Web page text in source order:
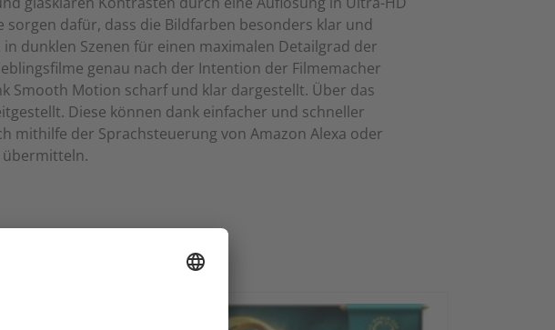
sorgen dafür, dass die Bildfarben besonders klar und
dunklen Szenen für einen maximalen Detailgrad der
genau nach der Intention der Filmemacher
Smooth Motion scharf und klar dargestellt. Über das
Diese können dank einfacher und schneller
mithilfe der Sprachsteuerung von Amazon Alexa oder
übermitteln.